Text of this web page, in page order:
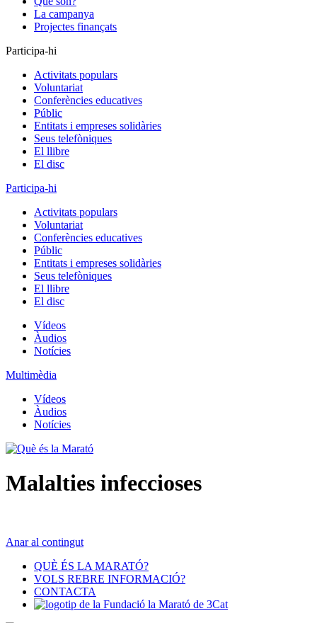
La campanya
Projectes finançats
Participa-hi
Activitats populars
Voluntariat
Conferències educatives
Públic
Entitats i empreses solidàries
Seus telefòniques
El llibre
El disc
Participa-hi
Activitats populars
Voluntariat
Conferències educatives
Públic
Entitats i empreses solidàries
Seus telefòniques
El llibre
El disc
Vídeos
Àudios
Notícies
Multimèdia
Vídeos
Àudios
Notícies
Malalties infeccioses
Anar al contingut
QUÈ ÉS LA MARATÓ?
VOLS REBRE INFORMACIÓ?
CONTACTA